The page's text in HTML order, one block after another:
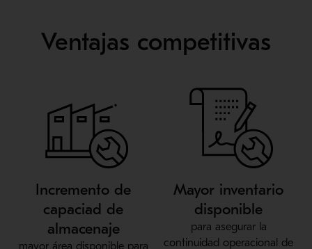
Ventajas competitivas
Incremento de
capaciad de
almacenaje
mayor área disponible para
Mayor inventario
disponible
para asegurar la
continuidad operacional de